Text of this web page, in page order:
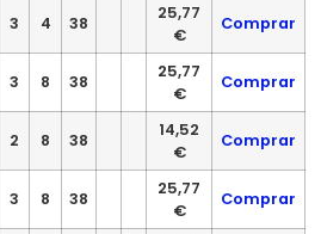
3 4 38
25,77
€
Comprar
3 8 38
25,77
€
Comprar
2 8 38
14,52
€
Comprar
3 8 38
25,77
€
Comprar